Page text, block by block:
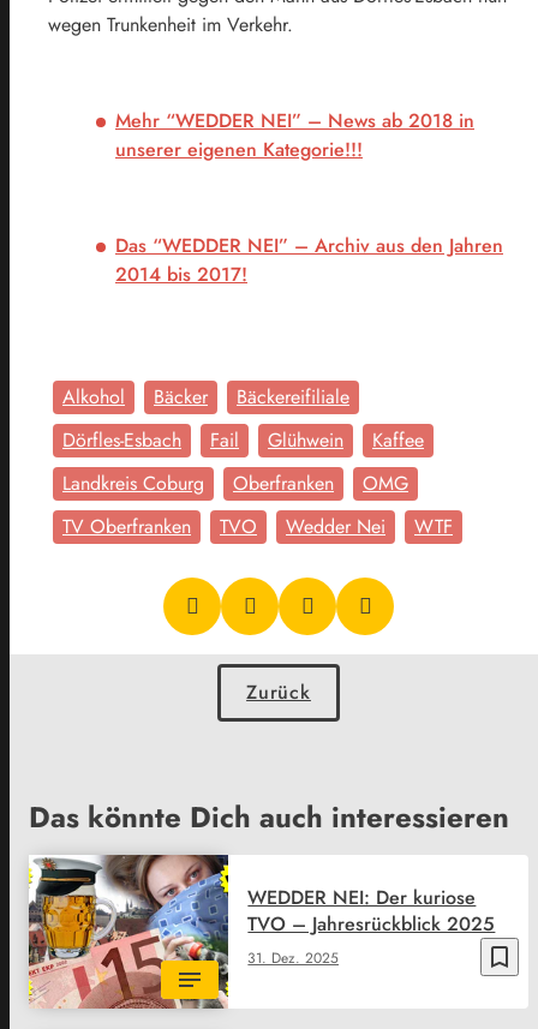
wegen Trunkenheit im Verkehr.
Mehr “WEDDER NEI” – News ab 2018 in
unserer eigenen Kategorie!!!
Das “WEDDER NEI” – Archiv aus den Jahren
2014 bis 2017!
Alkohol Bäcker
Bäckereifiliale
Dörfles-Esbach
Fail Glühwein
Kaffee
Landkreis Coburg
Oberfranken
OMG
TV Oberfranken
TVO Wedder Nei WTF
Zurück
Das könnte Dich auch interessieren
bookmark_border
31. Dez. 2025
WEDDER NEI: Der kuriose
TVO – Jahresrückblick 2025